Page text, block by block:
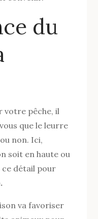
du
votre pêche, il
que le leurre
non. Ici,
soit en haute ou
ce détail pour
va favoriser